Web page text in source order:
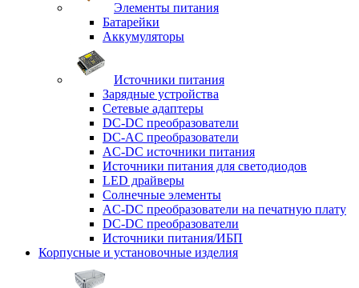
Элементы питания
Батарейки
Аккумуляторы
Источники питания
Зарядные устройства
Сетевые адаптеры
DC-DC преобразователи
DC-AC преобразователи
AC-DC источники питания
Источники питания для светодиодов
LED драйверы
Солнечные элементы
AC-DC преобразователи на печатную плату
DC-DC преобразователи
Источники питания/ИБП
Корпусные и установочные изделия